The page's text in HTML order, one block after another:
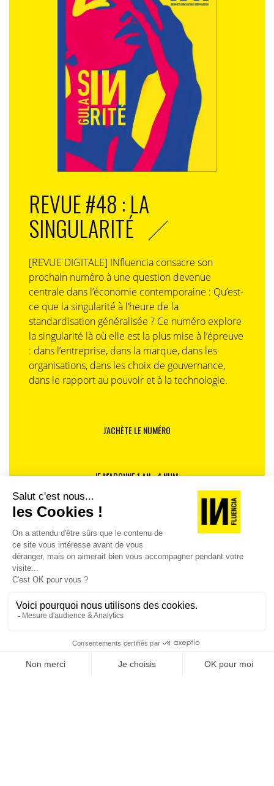
REVUE #48 : LA
SINGULARITÉ
[REVUE DIGITALE] INfluencia consacre son
prochain numéro à une question devenue
centrale dans l’économie contemporaine : Qu’est-
ce que la singularité à l’heure de la
standardisation généralisée ? Ce numéro explore
la singularité là où elle est la plus mise à l’épreuve
: dans l’entreprise, dans la marque, dans les
organisations, dans les choix de gouvernance,
dans le rapport au pouvoir et à la technologie.
J'ACHÈTE LE NUMÉRO
JE M'ABONNE 1 AN - 4 NUM.
JE DÉCOUVRE LES NUMÉROS PRÉCÉDENTS
Je suis déjà abonné(e) :je consulte la revue en